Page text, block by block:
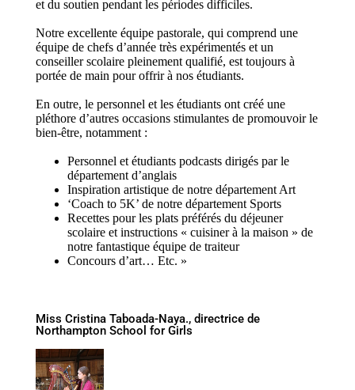
et du soutien pendant les périodes difficiles.
Notre excellente équipe pastorale, qui comprend une
équipe de chefs d’année très expérimentés et un
conseiller scolaire pleinement qualifié, est toujours à
portée de main pour offrir à nos étudiants.
En outre, le personnel et les étudiants ont créé une
pléthore d’autres occasions stimulantes de promouvoir le
bien-être, notamment :
Personnel et étudiants podcasts dirigés par le
département d’anglais
Inspiration artistique de notre département Art
‘Coach to 5K’ de notre département Sports
Recettes pour les plats préférés du déjeuner
scolaire et instructions « cuisiner à la maison » de
notre fantastique équipe de traiteur
Concours d’art… Etc. »
Miss Cristina Taboada-Naya., directrice de
Northampton School for Girls